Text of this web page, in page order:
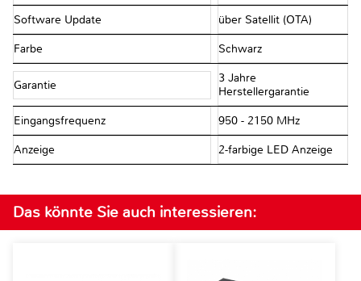
Software Update über Satellit (OTA)
Farbe Schwarz
Garantie
3 Jahre
Herstellergarantie
Eingangsfrequenz 950 - 2150 MHz
Anzeige 2-farbige LED Anzeige
Das könnte Sie auch interessieren: